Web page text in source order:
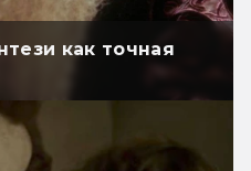
как точная